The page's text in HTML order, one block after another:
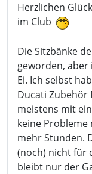
Herzlichen
im Club
Die Sitzbänke
geworden,
Ei. Ich selbst
Ducati Zubehör
meistens mit
keine
mehr Stunden.
(noch) nicht für
bleibt nur der